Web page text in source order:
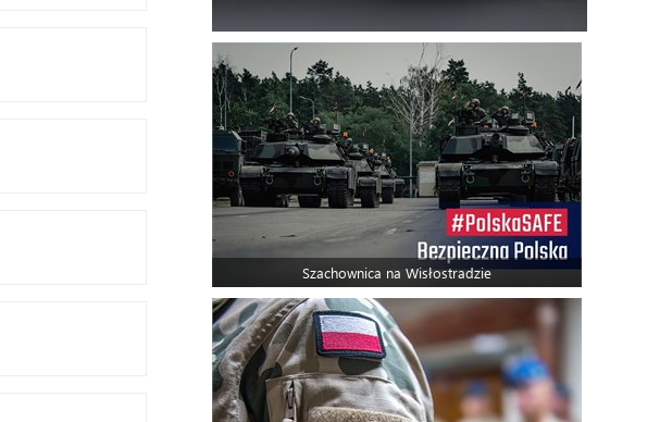
Szachownica na Wisłostradzie